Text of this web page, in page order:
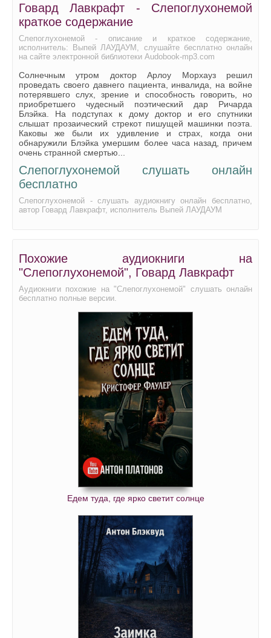
Говард Лавкрафт - Слепоглухонемой
краткое содержание
Слепоглухонемой - описание и краткое содержание,
исполнитель: Выпей ЛАУДАУМ, слушайте бесплатно онлайн
на сайте электронной библиотеки Audobook-mp3.com
Солнечным утром доктор Арлоу Морхауз решил
проведать своего давнего пациента, инвалида, на войне
потерявшего слух, зрение и способность говорить, но
приобретшего чудесный поэтический дар Ричарда
Блэйка. На подступах к дому доктор и его спутники
слышат прозаический стрекот пишущей машинки поэта.
Каковы же были их удивление и страх, когда они
обнаружили Блэйка умершим более часа назад, причем
очень странной смертью...
Слепоглухонемой слушать онлайн
бесплатно
Слепоглухонемой - слушать аудиокнигу онлайн бесплатно,
автор Говард Лавкрафт, исполнитель Выпей ЛАУДАУМ
Похожие аудиокниги на
"Слепоглухонемой", Говард Лавкрафт
Аудиокниги похожие на "Слепоглухонемой" слушать онлайн
бесплатно полные версии.
Едем туда, где ярко светит солнце